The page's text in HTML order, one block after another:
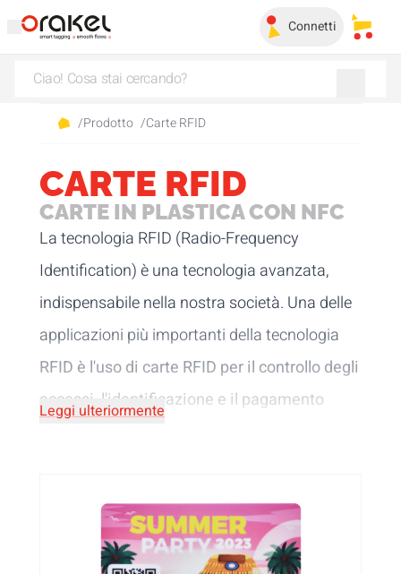
Connetti I miei
/Prodotto /Carte RFID
CARTE RFID
CARTE IN PLASTICA CON NFC
La tecnologia RFID (Radio-Frequency
Identification) è una tecnologia avanzata,
indispensabile nella nostra società. Una delle
applicazioni più importanti della tecnologia
RFID è l'uso di carte RFID per il controllo degli
accessi, l'identificazione e il pagamento
tessere cartacee(variante ecologica) o
. Stampiamo le carte RFID con il
Leggi ulteriormente